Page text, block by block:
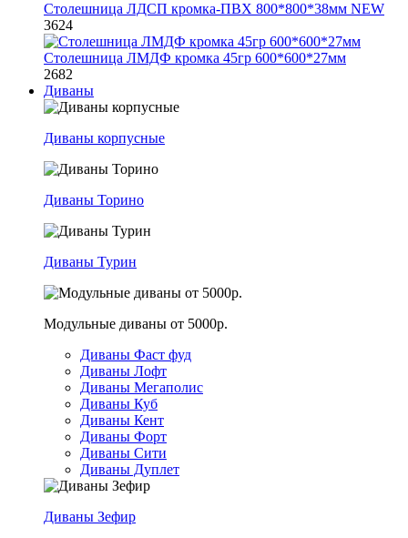
Столешница ЛДСП кромка-ПВХ 800*800*38мм NEW
3624
Столешница ЛМДФ кромка 45гр 600*600*27мм
2682
Диваны
Диваны корпусные
Диваны Торино
Диваны Турин
Модульные диваны от 5000р.
Диваны Фаст фуд
Диваны Лофт
Диваны Мегаполис
Диваны Куб
Диваны Кент
Диваны Форт
Диваны Сити
Диваны Дуплет
Диваны Зефир